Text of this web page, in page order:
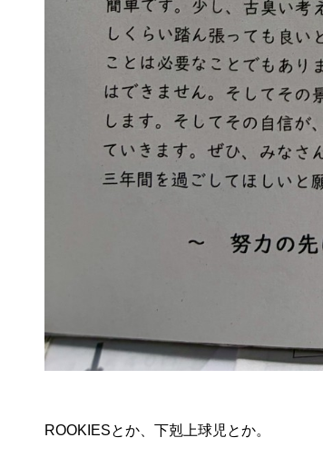
ROOKIESとか、下剋上球児とか。